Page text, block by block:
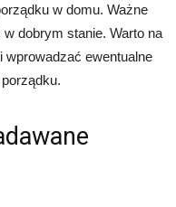
w domu. Ważne
dobrym stanie. Warto na
wprowadzać ewentualne